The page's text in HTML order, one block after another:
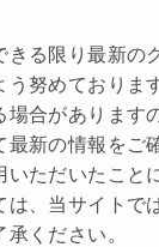
る限り最新の
う努めておりま
場合があります
新の情報をご
ただいたこと
、当サイトで
ください。